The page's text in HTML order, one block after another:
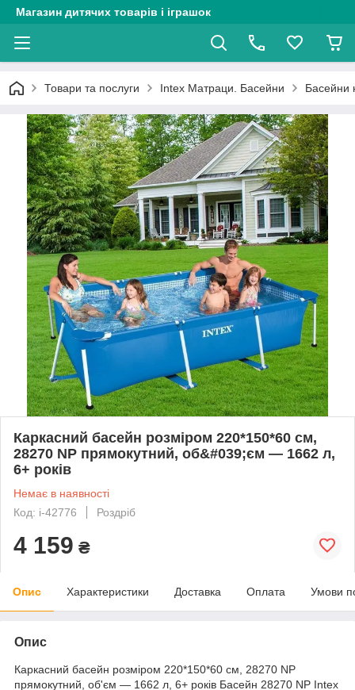
Магазин дитячих товарів і іграшок
Товари та послуги Intex Матраци. Басейни Басейни
Каркасний басейн розміром 220*150*60 см,
28270 NP прямокутний, об&#039;єм — 1662 л,
6+ років
Немає в наявності
Код: i-42776
Роздріб
4 159 ₴
Опис Характеристики Доставка Оплата Умови
Опис
Каркасний басейн розміром 220*150*60 см, 28270 NP
прямокутний, об'єм — 1662 л, 6+ років Басейн 28270 NP Intex